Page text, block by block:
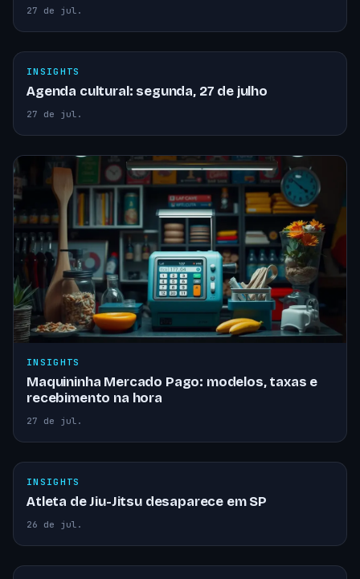
27 de jul.
INSIGHTS
Agenda cultural: segunda, 27 de julho
27 de jul.
INSIGHTS
Maquininha Mercado Pago: modelos, taxas e
recebimento na hora
27 de jul.
INSIGHTS
Atleta de Jiu-Jitsu desaparece em SP
26 de jul.